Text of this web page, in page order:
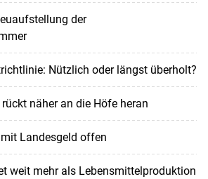
der
Nützlich oder längst überholt?
näher an die Höfe heran
Landesgeld offen
weit mehr als Lebensmittelproduktion